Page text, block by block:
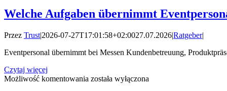
Welche Aufgaben übernimmt
Przez Trust|2026-07-27T17:01:58+02:0027.07.2026|Ratgeber|
Eventpersonal übernimmt bei Messen Kundenbetreuung,
Czytaj więcej
Możliwość komentowania Welche
została wyłączona